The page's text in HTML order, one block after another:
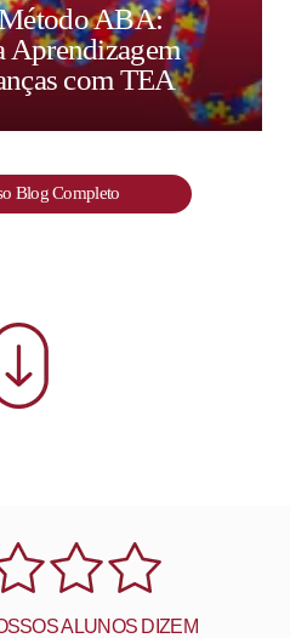
ABA:
Aprendizagem
com TEA
Blog Completo
ALUNOS DIZEM